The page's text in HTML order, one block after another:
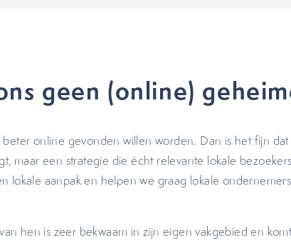
geen (online)
online gevonden willen worden. Dan is het fijn dat
maar een strategie die écht relevante lokale
lokale aanpak en helpen we graag lokale
hen is zeer bekwaam in zijn eigen vakgebied en